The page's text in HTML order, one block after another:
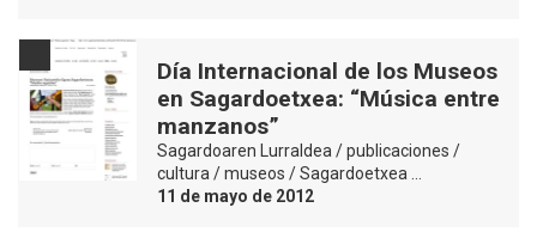
Día Internacional de los Museos
en Sagardoetxea: “Música entre
manzanos”
Sagardoaren Lurraldea / publicaciones /
cultura / museos / Sagardoetxea …
11 de mayo de 2012